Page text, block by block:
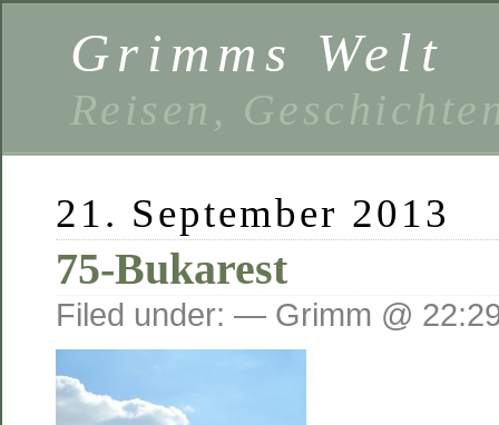
Grimms Welt
Reisen,
21. September 2013
75-Bukarest
Filed under: — Grimm @